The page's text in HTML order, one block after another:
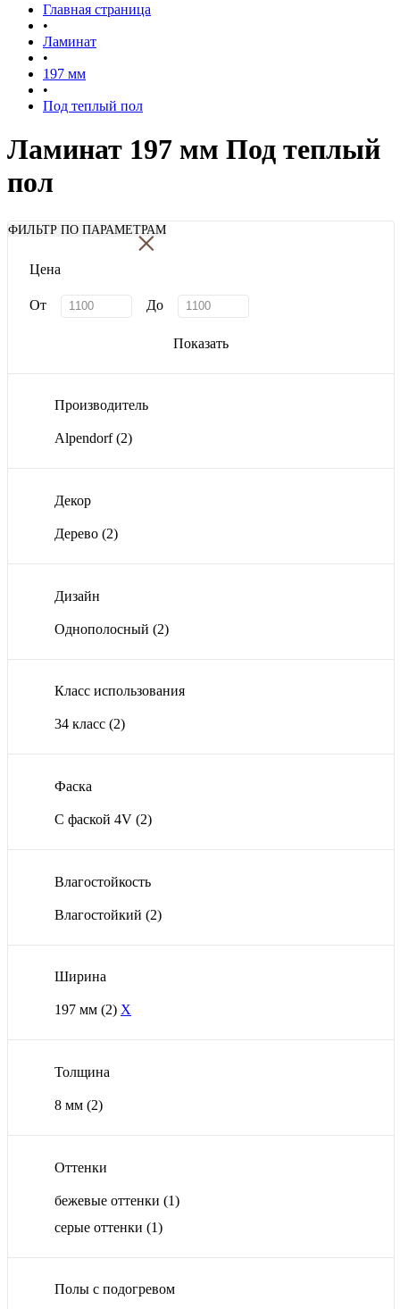
Главная страница
•
Ламинат
•
197 мм
•
Под теплый пол
Ламинат 197 мм Под теплый
пол
ФИЛЬТР ПО ПАРАМЕТРАМ
×
Цена
От До
Показать
Производитель
Alpendorf(2)
Декор
Дерево (2)
Дизайн
Однополосный (2)
Класс использования
34 класс (2)
Фаска
С фаской 4V (2)
Влагостойкость
Влагостойкий (2)
Ширина
197 мм (2) X
Толщина
8 мм (2)
Оттенки
бежевые оттенки (1)
серые оттенки (1)
Полы с подогревом